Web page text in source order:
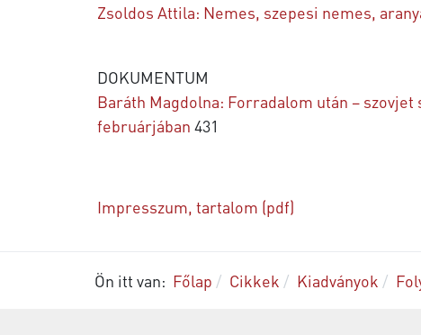
Zsoldos Attila: Nemes, szepesi nemes,
DOKUMENTUM
Baráth Magdolna: Forradalom után –
februárjában 431
Impresszum, tartalom (pdf)
Ön itt van: Főlap Cikkek Kiadványok